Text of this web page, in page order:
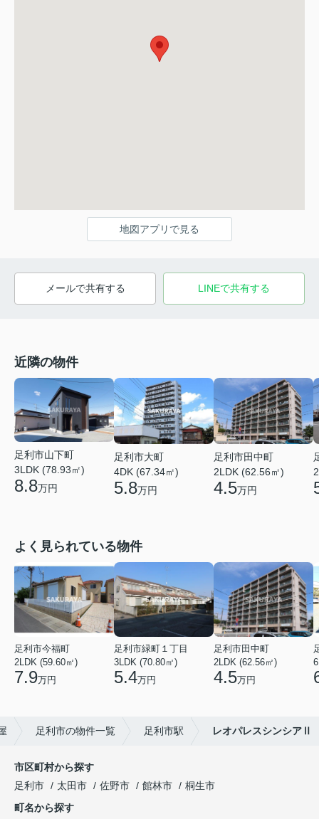
地図アプリで見る
メールで共有する LINEで共有する
近隣の物件
足利市山下町
3LDK (78.93㎡)
8.8万円
足利市大町
4DK (67.34㎡)
5.8万円
足利市田中町
2LDK (62.56㎡)
4.5万円
よく見られている物件
足利市今福町
2LDK (59.60㎡)
7.9万円
足利市緑町１丁目
3LDK (70.80㎡)
5.4万円
足利市田中町
2LDK (62.56㎡)
4.5万円
足利市の物件一覧 足利市駅 レオパレスシンシアⅡ
市区町村から探す
足利市
太田市 佐野市 館林市
桐生市
町名から探す